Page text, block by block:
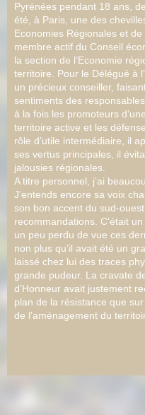
Pyrénées pendant 18 ans,
été, à Paris, une des
Economies Régionales et
membre actif du Conseil
la section de l’Economie
territoire. Pour le Délégué à
un précieux conseiller,
sentiments des
à la fois les promoteurs
territoire active et les
rôle d’utile intermédiaire, il
ses vertus principales, il
jalousies régionales.
A titre personnel, j’ai
J’entends encore sa voix
son bon accent du sud-
recommandations. C’était
un peu perdu de vue ces
non plus qu’il avait été un
laissé chez lui des traces
grande pudeur. La cravate
d’Honneur avait justement
plan de la résistance que
de l’aménagement du